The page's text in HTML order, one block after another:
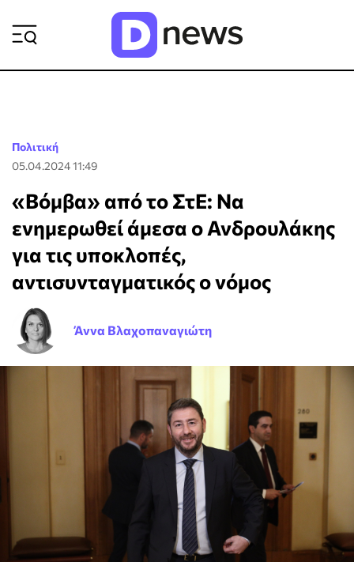
Πολιτική
05.04.2024 11:49
«Βόμβα» από το ΣτΕ: Να
ενημερωθεί άμεσα ο Ανδρουλάκης
για τις υποκλοπές,
αντισυνταγματικός ο νόμος
Άννα Βλαχοπαναγιώτη